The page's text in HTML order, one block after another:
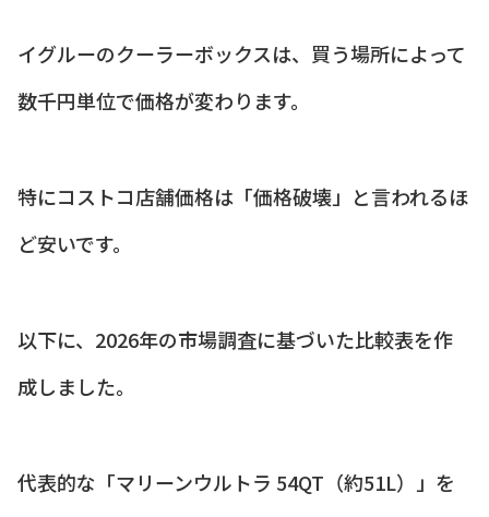
イグルーのクーラーボックスは、買う場所によって
数千円単位で価格が変わります。
特にコストコ店舗価格は「価格破壊」と言われるほ
ど安いです。
以下に、2026年の市場調査に基づいた比較表を作
成しました。
代表的な「マリーンウルトラ 54QT（約51L）」を